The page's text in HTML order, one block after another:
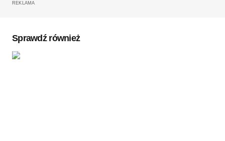
REKLAMA
Sprawdź również